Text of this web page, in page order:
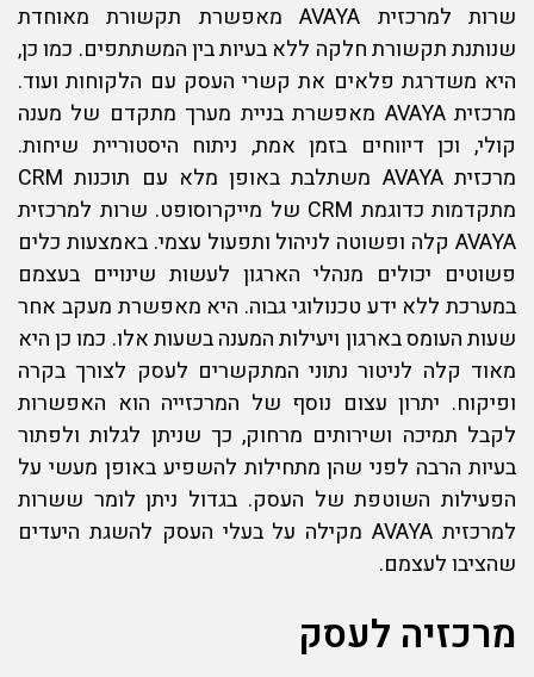
שרות למרכזית AVAYA
מאפשרת תקשורת מאוחדת
שנותנת תקשורת חלקה ללא בעיות בין המשתתפים. כמו כן,
היא משדרגת פלאים את קשרי העסק עם הלקוחות ועוד.
מרכזית AVAYA מאפשרת בניית מערך מתקדם של מענה
קולי, וכן דיווחים בזמן אמת, ניתוח היסטוריית שיחות.
מרכזית AVAYA משתלבת באופן מלא עם תוכנות CRM
מתקדמות כדוגמת CRM של מייקרוסופט.
שרות למרכזית
AVAYA קלה ופשוטה לניהול ותפעול עצמי. באמצעות כלים
פשוטים יכולים מנהלי הארגון לעשות שינויים בעצמם
במערכת ללא ידע טכנולוגי גבוה. היא מאפשרת מעקב אחר
שעות העומס בארגון ויעילות המענה בשעות אלו. כמו כן היא
מאוד קלה לניטור נתוני המתקשרים לעסק לצורך בקרה
ופיקוח. יתרון עצום נוסף של המרכזייה הוא האפשרות
לקבל תמיכה ושירותים מרחוק, כך שניתן לגלות ולפתור
בעיות הרבה לפני שהן מתחילות להשפיע באופן מעשי על
הפעילות השוטפת של העסק. בגדול ניתן לומר ששרות
למרכזית AVAYA
מקילה על בעלי העסק להשגת היעדים
שהציבו לעצמם.
מרכזיה לעסק